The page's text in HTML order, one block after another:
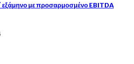
εξάμηνο με προσαρμοσμένο EBITDA